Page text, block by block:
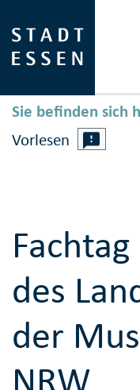
Sie befinden sich
Vorlesen
des
der
NRW